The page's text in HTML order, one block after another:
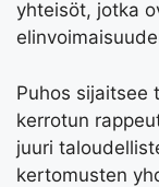
yhteisöt, jotka
Puhos sijaitsee
kerrotun
juuri
kertomusten